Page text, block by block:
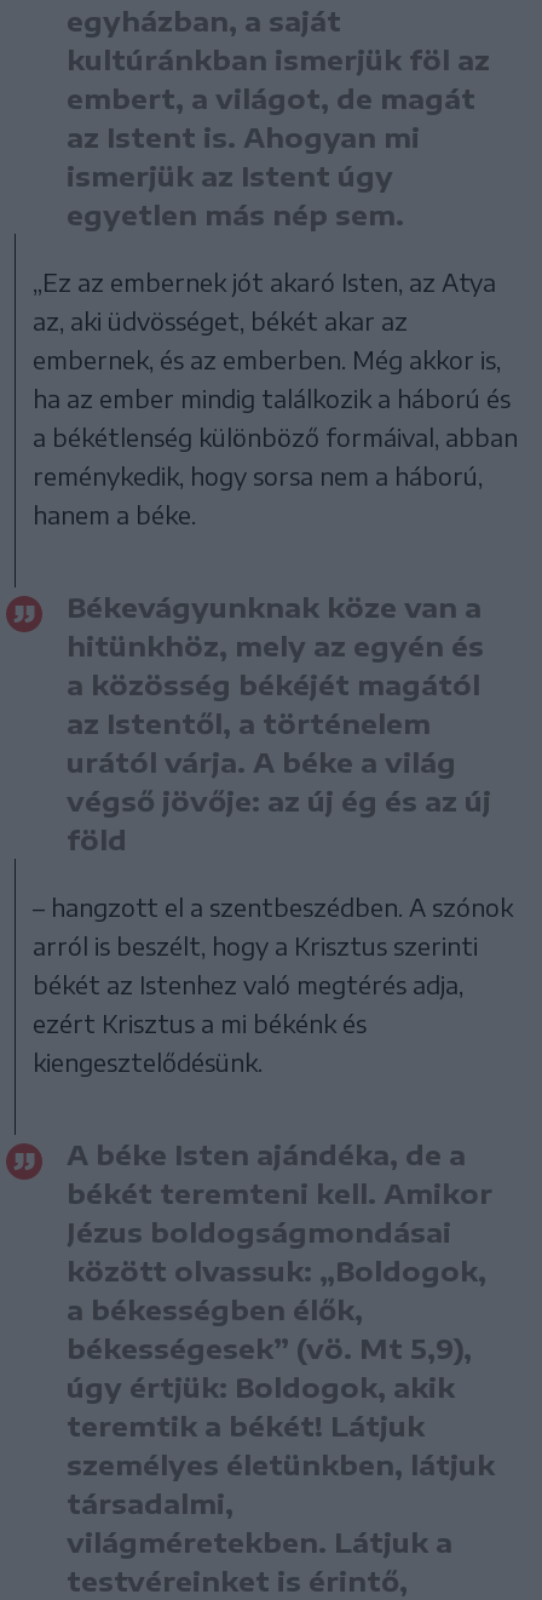
egyházban, a saját
kultúránkban ismerjük föl az
embert, a világot, de magát
az Istent is. Ahogyan mi
ismerjük az Istent úgy
egyetlen más nép sem.
„Ez az embernek jót akaró Isten, az Atya
az, aki üdvösséget, békét akar az
embernek, és az emberben. Még akkor is,
ha az ember mindig találkozik a háború és
a békétlenség különböző formáival, abban
reménykedik, hogy sorsa nem a háború,
hanem a béke.
Békevágyunknak köze van a
hitünkhöz, mely az egyén és
a közösség békéjét magától
az Istentől, a történelem
urától várja. A béke a világ
végső jövője: az új ég és az új
föld
– hangzott el a szentbeszédben. A szónok
arról is beszélt, hogy a Krisztus szerinti
békét az Istenhez való megtérés adja,
ezért Krisztus a mi békénk és
kiengesztelődésünk.
A béke Isten ajándéka, de a
békét teremteni kell. Amikor
Jézus boldogságmondásai
között olvassuk: „Boldogok,
a békességben élők,
békességesek” (vö. Mt 5,9),
úgy értjük: Boldogok, akik
teremtik a békét! Látjuk
személyes életünkben, látjuk
társadalmi,
világméretekben. Látjuk a
testvéreinket is érintő,